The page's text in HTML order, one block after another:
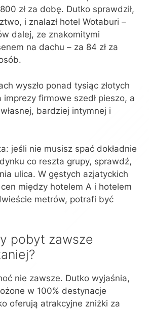
zł za dobę. Dutko sprawdził,
i znalazł hotel Wotaburi –
dalej, ze znakomitymi
na dachu – za 84 zł za
wyszło ponad tysiąc złotych
firmowe szedł pieszo, a
bardziej intymnej i
jeśli nie musisz spać dokładnie
co reszta grupy, sprawdź,
ulica. W gęstych azjatyckich
między hotelem A i hotelem
metrów, potrafi być
pobyt zawsze
nie zawsze. Dutko wyjaśnia,
w 100% destynacje
oferują atrakcyjne zniżki za